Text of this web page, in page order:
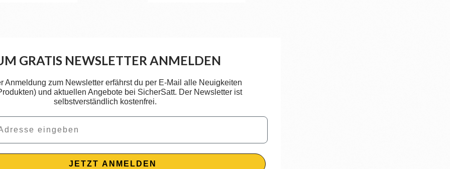
GRATIS NEWSLETTER ANMELDEN
Anmeldung zum Newsletter erfährst du per E-Mail alle Neuigkeiten
und aktuellen Angebote bei SicherSatt. Der Newsletter ist
selbstverständlich kostenfrei.
JETZT ANMELDEN